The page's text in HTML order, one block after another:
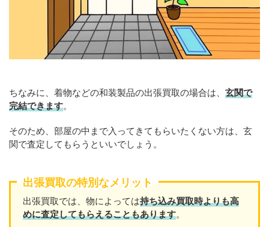
ちなみに、着物などの和装製品の出張買取の場合は、 玄関で
完結できます。
そのため、部屋の中まで入ってきてもらいたくない方は、玄
関で査定してもらうといいでしょう。
出張買取の特別なメリット
出張買取では、物によっては持ち込み買取時よりも高
めに査定してもらえることもあります。